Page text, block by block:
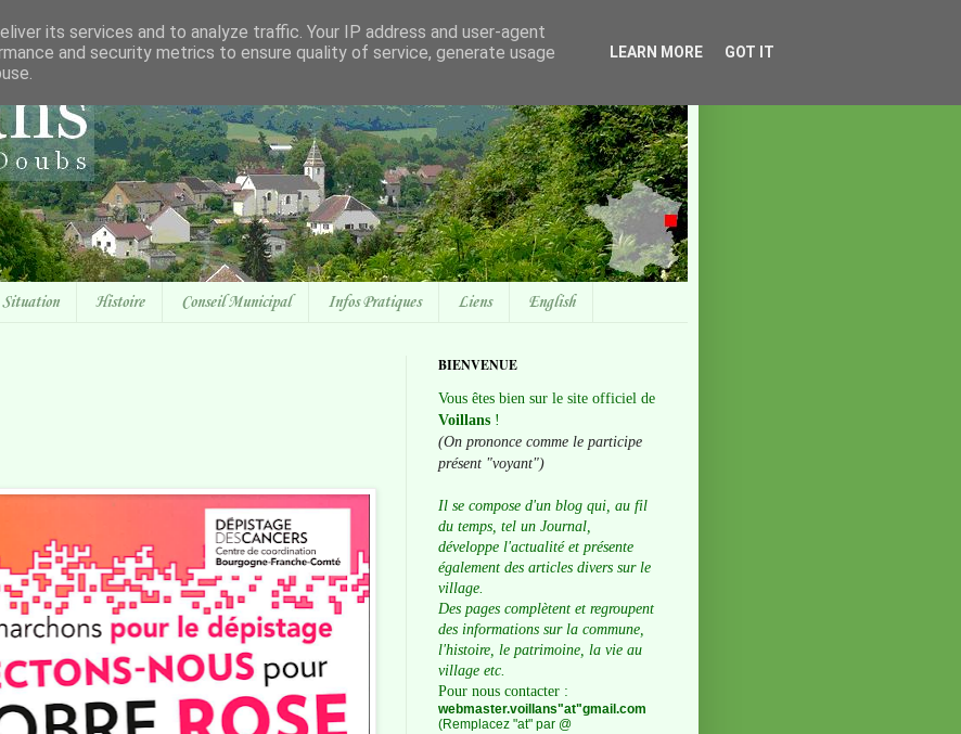
Situation Histoire Conseil Municipal Infos Pratiques Liens English
BIENVENUE
Vous êtes bien sur le site officiel de
Voillans !
(On prononce comme le participe
présent "voyant")
Il se compose d'un blog qui, au fil
du temps, tel un Journal,
développe l'actualité et présente
également des articles divers sur le
village.
Des pages complètent et regroupent
des informations sur la commune,
l'histoire, le patrimoine, la vie au
village etc.
Pour nous contacter :
webmaster.voillans"at"gmail.com
(Remplacez "at" par @
its services and to analyze traffic. Your IP address and user-agent
and security metrics to ensure quality of service, generate usage
LEARN MORE GOT IT